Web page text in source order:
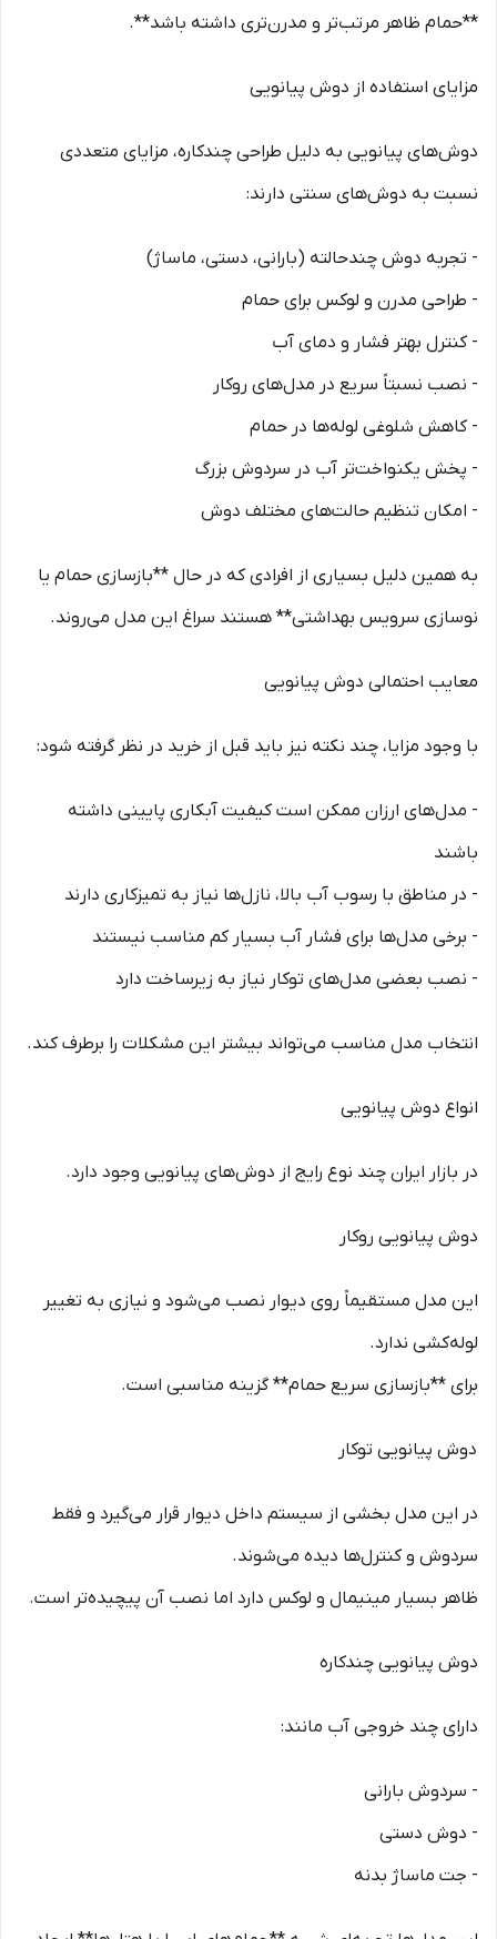
**حمام ظاهر مرتب‌تر و مدرن‌تری داشته باشد**.
مزایای استفاده از دوش پیانویی
دوش‌های پیانویی به دلیل طراحی چندکاره، مزایای متعددی
نسبت به دوش‌های سنتی دارند:
- تجربه دوش چندحالته (بارانی، دستی، ماساژ)
- طراحی مدرن و لوکس برای حمام
- کنترل بهتر فشار و دمای آب
- نصب نسبتاً سریع در مدل‌های روکار
- کاهش شلوغی لوله‌ها در حمام
- پخش یکنواخت‌تر آب در سردوش بزرگ
- امکان تنظیم حالت‌های مختلف دوش
به همین دلیل بسیاری از افرادی که در حال **بازسازی حمام یا
نوسازی سرویس بهداشتی** هستند سراغ این مدل می‌روند.
معایب احتمالی دوش پیانویی
با وجود مزایا، چند نکته نیز باید قبل از خرید در نظر گرفته شود:
- مدل‌های ارزان ممکن است کیفیت آبکاری پایینی داشته
باشند
- در مناطق با رسوب آب بالا، نازل‌ها نیاز به تمیزکاری دارند
- برخی مدل‌ها برای فشار آب بسیار کم مناسب نیستند
- نصب بعضی مدل‌های توکار نیاز به زیرساخت دارد
انتخاب مدل مناسب می‌تواند بیشتر این مشکلات را برطرف کند.
انواع دوش پیانویی
در بازار ایران چند نوع رایج از دوش‌های پیانویی وجود دارد.
دوش پیانویی روکار
این مدل مستقیماً روی دیوار نصب می‌شود و نیازی به تغییر
لوله‌کشی ندارد.
برای **بازسازی سریع حمام** گزینه مناسبی است.
دوش پیانویی توکار
در این مدل بخشی از سیستم داخل دیوار قرار می‌گیرد و فقط
سردوش و کنترل‌ها دیده می‌شوند.
ظاهر بسیار مینیمال و لوکس دارد اما نصب آن پیچیده‌تر است.
دوش پیانویی چندکاره
دارای چند خروجی آب مانند:
- سردوش بارانی
- دوش دستی
- جت ماساژ بدنه